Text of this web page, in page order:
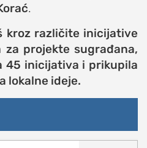
LIST
.
kroz različite inicijative
za projekte sugrađana,
45 inicijativa i prikupila
lokalne ideje.